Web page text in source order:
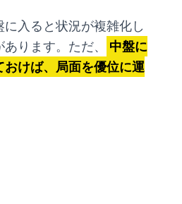
入ると状況が複雑化し
ります。ただ、
中盤に
けば、局面を優位に運